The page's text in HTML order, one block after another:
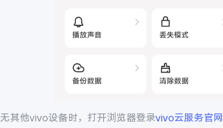
无其他vivo设备时，打开浏览器登录vivo云服务官网